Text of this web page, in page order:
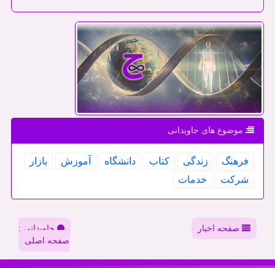
موضوع های جاویدانی
فرهنگ زندگی كتاب دانشگاه آموزش
بازار
شركت
خدمات
صفحه اخبار
جاویدانی :
صفحه اصلی